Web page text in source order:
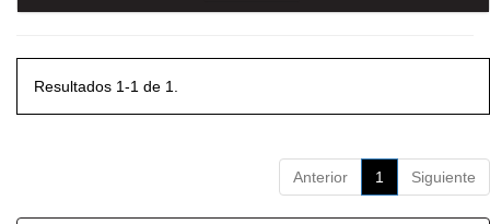
Resultados 1-1 de 1.
Anterior 1 Siguiente